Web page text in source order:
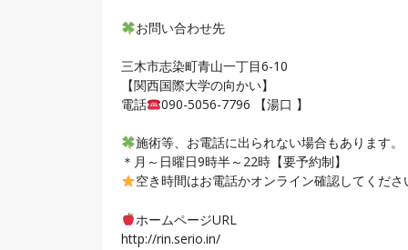
お問い合わせ先
三木市志染町青山一丁目6-10
【関西国際大学の向かい】
電話
090-5056-7796 【湯口 】
施術等、お電話に出られない場合もあります。
＊月～日曜日9時半～22時【要予約制】
空き時間はお電話かオンライン確認してくださ
ホームページURL
http://rin.serio.in/